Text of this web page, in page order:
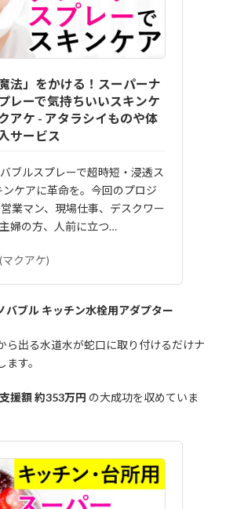
法」をかける！スーパーナ
レーで気持ちいいスキンケ
アケ - アタラシイものや体
サービス
ブルスプレーで超時短・浸透ス
ンケアに革命を。今回のプロジ
業マン、現場仕事、デスクワー
婦の方、人前に立つ…
クアケ)
バブル キッチン水栓用アダプター
ら出る水道水が蛇口に取り付けるだけナ
す。
支援額 約353万円 の大成功を収めていま